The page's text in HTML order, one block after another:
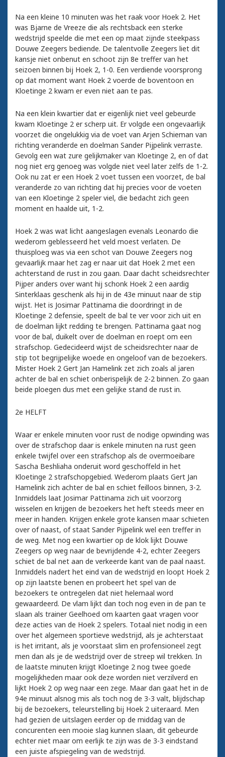
Na een kleine 10 minuten was het raak voor Hoek 2. Het
was Bjarne de Vreeze die als rechtsback een sterke
wedstrijd speelde die met een op maat zijnde steekpass
Douwe Zeegers bediende. De talentvolle Zeegers liet dit
kansje niet onbenut en schoot zijn 8e treffer van het
seizoen binnen bij Hoek 2, 1-0. Een verdiende voorsprong
op dat moment want Hoek 2 voerde de boventoon en
Kloetinge 2 kwam er even niet aan te pas.
Na een klein kwartier dat er eigenlijk niet veel gebeurde
kwam Kloetinge 2 er scherp uit. Er volgde een ongevaarlijk
voorzet die ongelukkig via de voet van Arjen Schieman van
richting veranderde en doelman Sander Pijpelink verraste.
Gevolg een wat zure gelijkmaker van Kloetinge 2, en of dat
nog niet erg genoeg was volgde niet veel later zelfs de 1-2.
Ook nu zat er een Hoek 2 voet tussen een voorzet, de bal
veranderde zo van richting dat hij precies voor de voeten
van een Kloetinge 2 speler viel, die bedacht zich geen
moment en haalde uit, 1-2.
Hoek 2 was wat licht aangeslagen evenals Leonardo die
wederom geblesseerd het veld moest verlaten. De
thuisploeg was via een schot van Douwe Zeegers nog
gevaarlijk maar het zag er naar uit dat Hoek 2 met een
achterstand de rust in zou gaan. Daar dacht scheidsrechter
Pijper anders over want hij schonk Hoek 2 een aardig
Sinterklaas geschenk als hij in de 43e minuut naar de stip
wijst. Het is Josimar Pattinama die doordringt in de
Kloetinge 2 defensie, speelt de bal te ver voor zich uit en
de doelman lijkt redding te brengen. Pattinama gaat nog
voor de bal, duikelt over de doelman en roept om een
strafschop. Gedecideerd wijst de scheidsrechter naar de
stip tot begrijpelijke woede en ongeloof van de bezoekers.
Mister Hoek 2 Gert Jan Hamelink zet zich zoals al jaren
achter de bal en schiet onberispelijk de 2-2 binnen. Zo gaan
beide ploegen dus met een gelijke stand de rust in.
2e HELFT
Waar er enkele minuten voor rust de nodige opwinding was
over de strafschop daar is enkele minuten na rust geen
enkele twijfel over een strafschop als de overmoeibare
Sascha Beshliaha onderuit word geschoffeld in het
Kloetinge 2 strafschopgebied. Wederom plaats Gert Jan
Hamelink zich achter de bal en schiet feilloos binnen, 3-2.
Inmiddels laat Josimar Pattinama zich uit voorzorg
wisselen en krijgen de bezoekers het heft steeds meer en
meer in handen. Krijgen enkele grote kansen maar schieten
over of naast, of staat Sander Pijpelink wel een treffer in
de weg. Met nog een kwartier op de klok lijkt Douwe
Zeegers op weg naar de bevrijdende 4-2, echter Zeegers
schiet de bal net aan de verkeerde kant van de paal naast.
Inmiddels nadert het eind van de wedstrijd en loopt Hoek 2
op zijn laatste benen en probeert het spel van de
bezoekers te ontregelen dat niet helemaal word
gewaardeerd. De vlam lijkt dan toch nog even in de pan te
slaan als trainer Geelhoed om kaarten gaat vragen voor
deze acties van de Hoek 2 spelers. Totaal niet nodig in een
over het algemeen sportieve wedstrijd, als je achterstaat
is het irritant, als je voorstaat slim en profensioneel zegt
men dan als je de wedstrijd over de streep wil trekken. In
de laatste minuten krijgt Kloetinge 2 nog twee goede
mogelijkheden maar ook deze worden niet verzilverd en
lijkt Hoek 2 op weg naar een zege. Maar dan gaat het in de
94e minuut alsnog mis als toch nog de 3-3 valt, blijdschap
bij de bezoekers, teleurstelling bij Hoek 2 uiteraard. Men
had gezien de uitslagen eerder op de middag van de
concurenten een mooie slag kunnen slaan, dit gebeurde
echter niet maar om eerlijk te zijn was de 3-3 eindstand
een juiste afspiegeling van de wedstrijd.